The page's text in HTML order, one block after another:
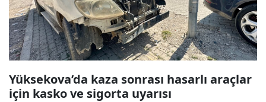
Yüksekova’da kaza sonrası hasarlı araçlar
için kasko ve sigorta uyarısı